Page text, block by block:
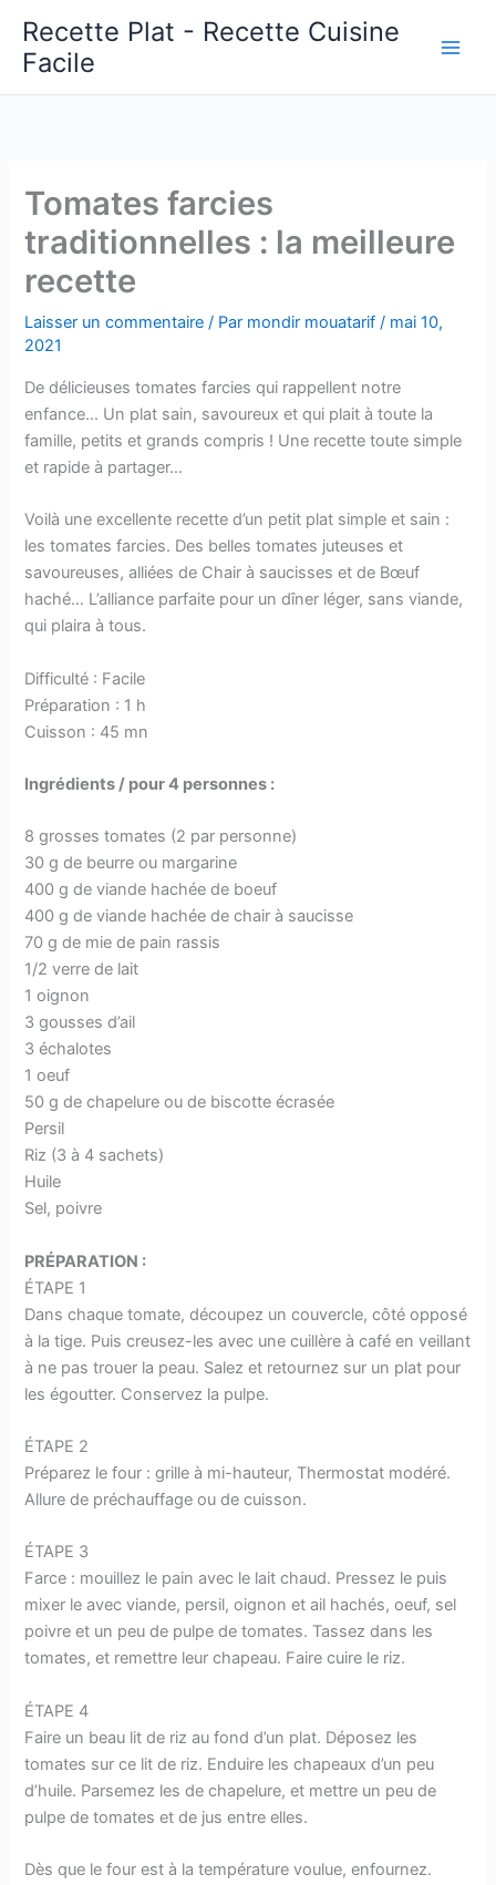
contenu
Recette Plat - Recette Cuisine
Facile
Tomates farcies
traditionnelles : la meilleure
recette
Laisser un commentaire / Par mondir mouatarif/ mai 10,
2021
De délicieuses tomates farcies qui rappellent notre
enfance… Un plat sain, savoureux et qui plait à toute la
famille, petits et grands compris ! Une recette toute simple
et rapide à partager…
Voilà une excellente recette d’un petit plat simple et sain :
les tomates farcies. Des belles tomates juteuses et
savoureuses, alliées de Chair à saucisses et de Bœuf
haché… L’alliance parfaite pour un dîner léger, sans viande,
qui plaira à tous.
Difficulté : Facile
Préparation : 1 h
Cuisson : 45 mn
Ingrédients / pour 4 personnes :
8 grosses tomates (2 par personne)
30 g de beurre ou margarine
400 g de viande hachée de boeuf
400 g de viande hachée de chair à saucisse
70 g de mie de pain rassis
1/2 verre de lait
1 oignon
3 gousses d’ail
3 échalotes
1 oeuf
50 g de chapelure ou de biscotte écrasée
Persil
Riz (3 à 4 sachets)
Huile
Sel, poivre
PRÉPARATION :
ÉTAPE 1
Dans chaque tomate, découpez un couvercle, côté opposé
à la tige. Puis creusez-les avec une cuillère à café en veillant
à ne pas trouer la peau. Salez et retournez sur un plat pour
les égoutter. Conservez la pulpe.
ÉTAPE 2
Préparez le four : grille à mi-hauteur, Thermostat modéré.
Allure de préchauffage ou de cuisson.
ÉTAPE 3
Farce : mouillez le pain avec le lait chaud. Pressez le puis
mixer le avec viande, persil, oignon et ail hachés, oeuf, sel
poivre et un peu de pulpe de tomates. Tassez dans les
tomates, et remettre leur chapeau. Faire cuire le riz.
ÉTAPE 4
Faire un beau lit de riz au fond d’un plat. Déposez les
tomates sur ce lit de riz. Enduire les chapeaux d’un peu
d’huile. Parsemez les de chapelure, et mettre un peu de
pulpe de tomates et de jus entre elles.
Dès que le four est à la température voulue, enfournez.